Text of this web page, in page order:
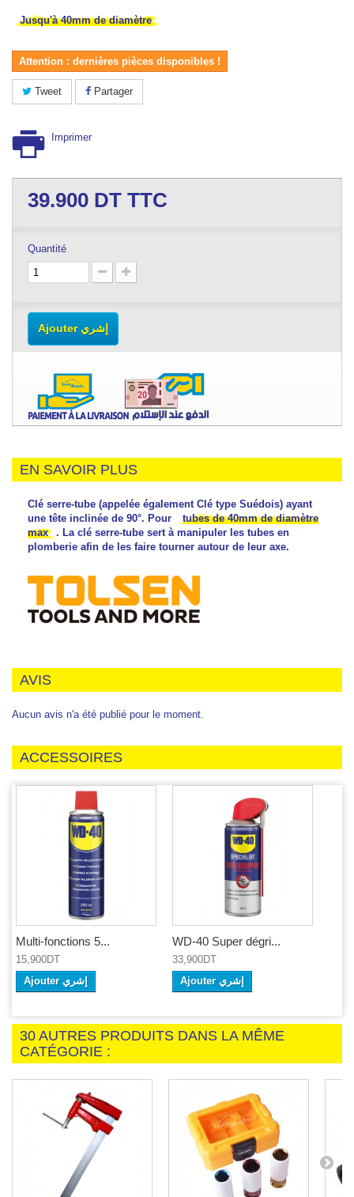
Jusqu'à 40mm de diamètre
Attention : dernières pièces disponibles !
Tweet Partager
Imprimer
39.900 DT TTC
Quantité
Ajouter إشري
EN SAVOIR PLUS
Clé serre-tube (appelée également Clé type Suédois) ayant
une tête inclinée de 90°. Pour
tubes de 40mm de diamètre
max
. La clé serre-tube sert à manipuler les tubes en
plomberie afin de les faire tourner autour de leur axe.
AVIS
Aucun avis n'a été publié pour le moment.
ACCESSOIRES
Multi-fonctions 5...
15,900DT
Ajouter إشري
WD-40 Super dégri...
33,900DT
Ajouter إشري
30 AUTRES PRODUITS DANS LA MÊME
CATÉGORIE :